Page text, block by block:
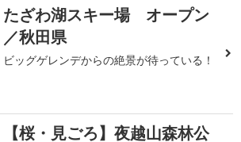
たざわ湖スキー場 オープン
／秋田県
ビッグゲレンデからの絶景が待っている！
【桜・見ごろ】夜越山森林公